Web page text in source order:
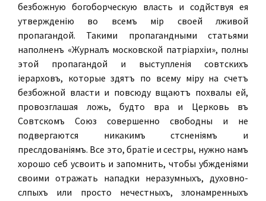
безбожную богоборческую власть и содѣйствуя ея
утвержденію во всемъ мірѣ своей лживой
пропагандой. Такими пропагандными статьями
наполненъ «Журналъ московской патріархіи», полны
этой пропагандой и выступленія совѣтскихъ
іерарховъ, которые ѣздятъ по всему міру на счетъ
безбожной власти и повсюду вѣщаютъ похвалы ей,
провозглашая ложь, будто вѣра и Церковь въ
Совѣтскомъ Союзѣ совершенно свободны и не
подвергаются никакимъ стѣсненіямъ и
преслѣдованіямъ. Все это, братіе и сестры, нужно намъ
хорошо себѣ усвоить и запомнить, чтобы убѣжденіями
своими отражать нападки неразумныхъ, духовно-
слѣпыхъ или просто нечестныхъ, злонамѣренныхъ